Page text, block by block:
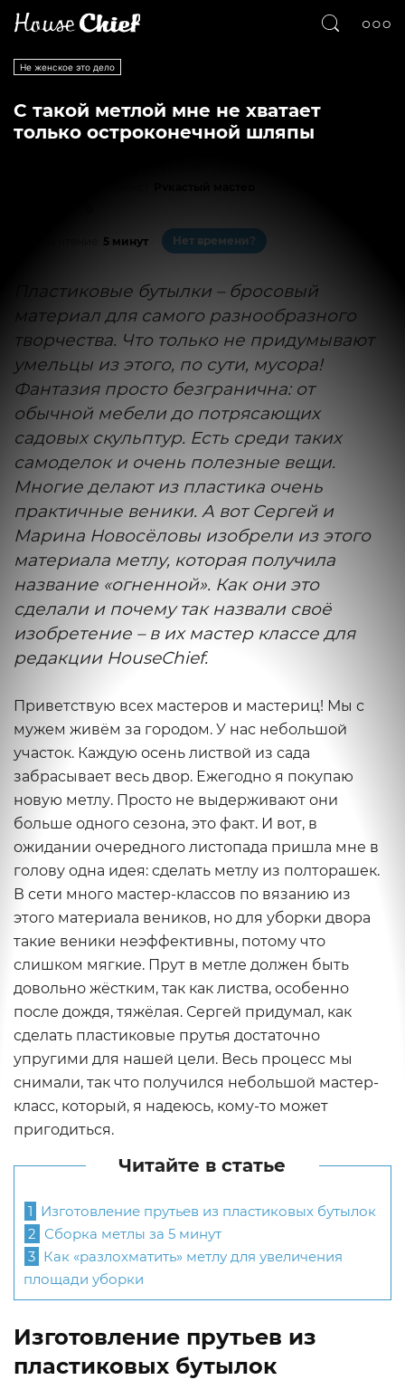
Не женское это дело
С такой метлой мне не хватает
только остроконечной шляпы
5 минут Нет времени?
Пластиковые бутылки – бросовый
материал для самого разнообразного
творчества. Что только не придумывают
умельцы из этого, по сути, мусора!
Фантазия просто безгранична: от
обычной мебели до потрясающих
садовых скульптур. Есть среди таких
самоделок и очень полезные вещи.
Многие делают из пластика очень
практичные веники. А вот Сергей и
Марина Новосёловы изобрели из этого
материала метлу, которая получила
название «огненной». Как они это
сделали и почему так назвали своё
изобретение – в их мастер классе для
редакции HouseChief.
Приветствую всех мастеров и мастериц! Мы с
мужем живём за городом. У нас небольшой
участок. Каждую осень листвой из сада
забрасывает весь двор. Ежегодно я покупаю
новую метлу. Просто не выдерживают они
больше одного сезона, это факт. И вот, в
ожидании очередного листопада пришла мне в
голову одна идея: сделать метлу из полторашек.
В сети много мастер-классов по вязанию из
этого материала веников, но для уборки двора
такие веники неэффективны, потому что
слишком мягкие. Прут в метле должен быть
довольно жёстким, так как листва, особенно
после дождя, тяжёлая. Сергей придумал, как
сделать пластиковые прутья достаточно
упругими для нашей цели. Весь процесс мы
снимали, так что получился небольшой мастер-
класс, который, я надеюсь, кому-то может
пригодиться.
Читайте в статье
1 Изготовление прутьев из пластиковых бутылок
2 Сборка метлы за 5 минут
3 Как «разлохматить» метлу для увеличения
площади уборки
Изготовление прутьев из
пластиковых бутылок